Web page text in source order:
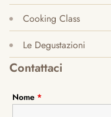
Cooking Class
Le Degustazioni
Contattaci
Nome *